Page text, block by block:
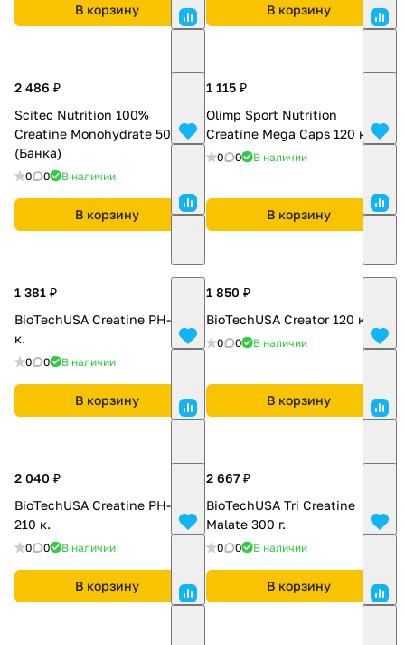
В корзину В корзину
2 486 ₽
Scitec Nutrition 100%
Creatinе Monohydrate 500 г
(Банка)
0 0 В наличии
В корзину
1 115 ₽
Olimp Sport Nutrition
Creatine Mega Caps 120 капс.
0 0 В наличии
В корзину
1 381 ₽
BioTechUSA Creatine PH-X 90
к.
0 0 В наличии
В корзину
1 850 ₽
BioTechUSA Creator 120 к.
0 0 В наличии
В корзину
2 040 ₽
BioTechUSA Creatine PH-X
210 к.
0 0 В наличии
В корзину
2 667 ₽
BioTechUSA Tri Creatine
Malate 300 г.
0 0 В наличии
В корзину